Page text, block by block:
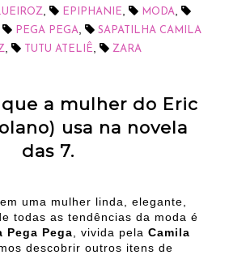
, EPIPHANIE, MODA,
PEGA PEGA,
SAPATILHA CAMILA
, TUTU ATELIÊ, ZARA
a mulher do Eric
usa na novela
das 7.
uma mulher linda, elegante,
todas as tendências da moda é
Pega Pega , vivida pela Camila
descobrir outros itens de